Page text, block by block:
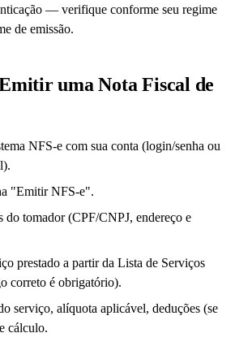
— verifique conforme seu regime
de emissão.
uma Nota Fiscal de
NFS-e com sua conta (login/senha ou
"Emitir NFS-e".
do tomador (CPF/CNPJ, endereço e
prestado a partir da Lista de Serviços
correto é obrigatório).
serviço, alíquota aplicável, deduções (se
cálculo.